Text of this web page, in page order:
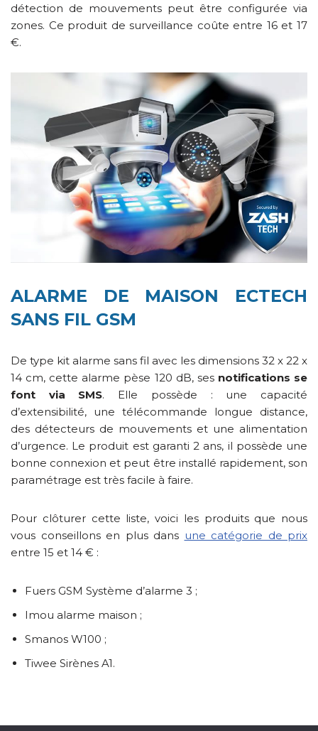
détection de mouvements peut être configurée via
zones. Ce produit de surveillance coûte entre 16 et 17
€.
ALARME DE MAISON ECTECH
SANS FIL GSM
De type kit alarme sans fil avec les dimensions 32 x 22 x
14 cm, cette alarme pèse 120 dB, ses notifications se
font via SMS. Elle possède : une capacité
d’extensibilité, une télécommande longue distance,
des détecteurs de mouvements et une alimentation
d’urgence. Le produit est garanti 2 ans, il possède une
bonne connexion et peut être installé rapidement, son
paramétrage est très facile à faire.
Pour clôturer cette liste, voici les produits que nous
vous conseillons en plus dans une catégorie de prix
entre 15 et 14 € :
Fuers GSM Système d’alarme 3 ;
Imou alarme maison ;
Smanos W100 ;
Tiwee Sirènes A1.